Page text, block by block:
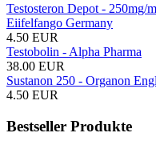
Testosteron Depot - 250mg/
Eiifelfango Germany
4.50 EUR
Testobolin - Alpha Pharma
38.00 EUR
Sustanon 250 - Organon
4.50 EUR
Bestseller Produkte